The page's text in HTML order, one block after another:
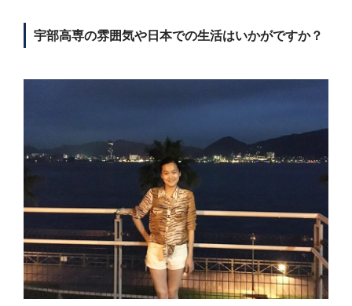
宇部高専の雰囲気や日本での生活はいかがですか？